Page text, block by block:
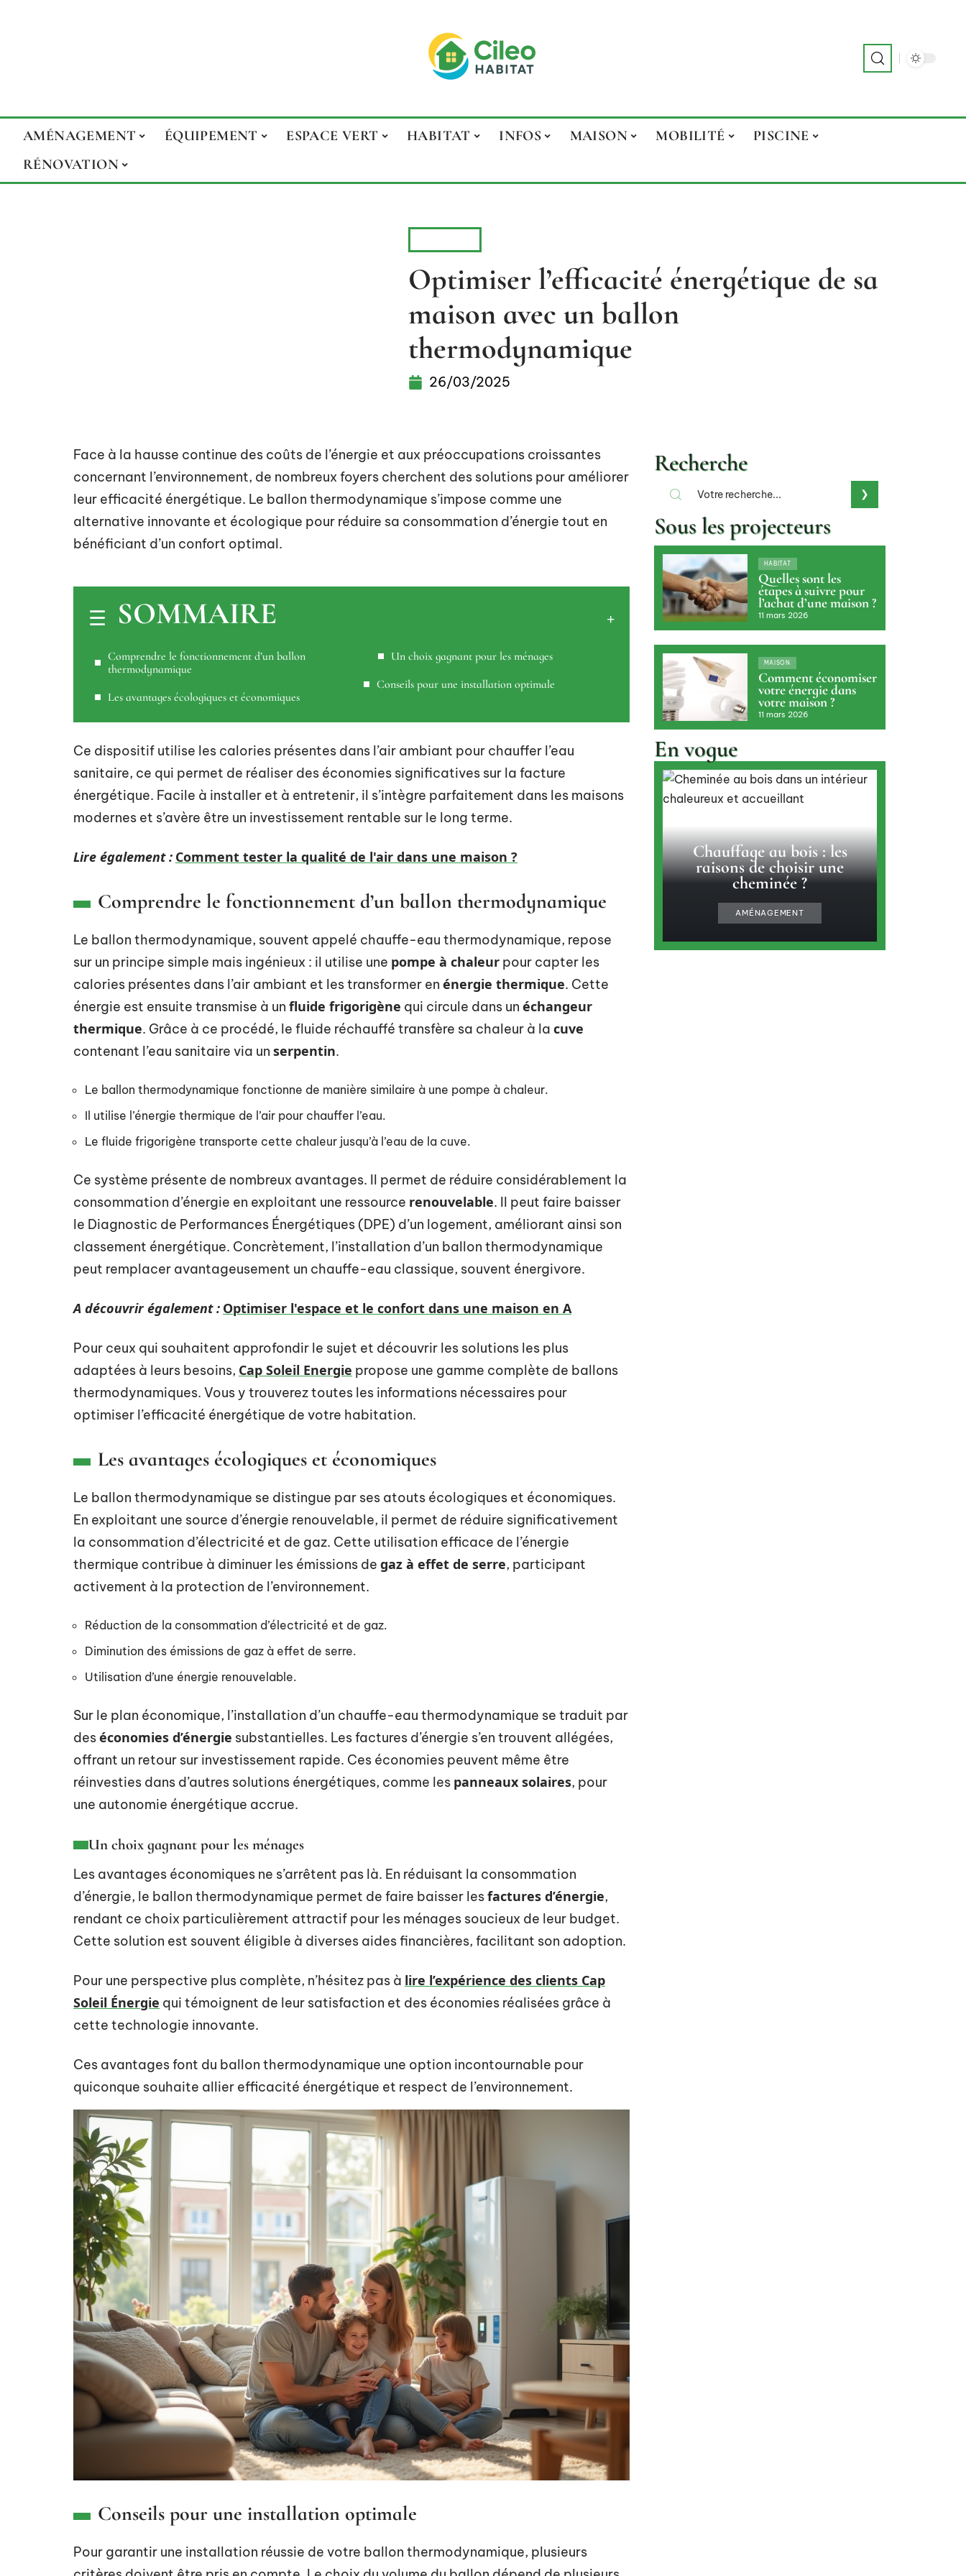
AMÉNAGEMENT ÉQUIPEMENT ESPACE VERT HABITAT INFOS MAISON MOBILITÉ
PISCINE
RÉNOVATION
Optimiser l’efficacité énergétique de sa
maison avec un ballon
thermodynamique
26/03/2025
Face à la hausse continue des coûts de l’énergie et aux préoccupations croissantes
concernant l’environnement, de nombreux foyers cherchent des solutions pour améliorer
leur efficacité énergétique. Le ballon thermodynamique s’impose comme une
alternative innovante et écologique pour réduire sa consommation d’énergie tout en
bénéficiant d’un confort optimal.
SOMMAIRE
Comprendre le fonctionnement d’un ballon
thermodynamique
Les avantages écologiques et économiques
Un choix gagnant pour les ménages
Conseils pour une installation optimale
Ce dispositif utilise les calories présentes dans l’air ambiant pour chauffer l’eau
sanitaire, ce qui permet de réaliser des économies significatives sur la facture
énergétique. Facile à installer et à entretenir, il s’intègre parfaitement dans les maisons
modernes et s’avère être un investissement rentable sur le long terme.
Lire également : Comment tester la qualité de l'air dans une maison ?
Comprendre le fonctionnement d’un ballon thermodynamique
Le ballon thermodynamique, souvent appelé chauffe-eau thermodynamique, repose
sur un principe simple mais ingénieux : il utilise une pompe à chaleur pour capter les
calories présentes dans l’air ambiant et les transformer en énergie thermique. Cette
énergie est ensuite transmise à un fluide frigorigène qui circule dans un échangeur
thermique. Grâce à ce procédé, le fluide réchauffé transfère sa chaleur à la cuve
contenant l’eau sanitaire via un serpentin.
Le ballon thermodynamique fonctionne de manière similaire à une pompe à chaleur.
Il utilise l’énergie thermique de l’air pour chauffer l’eau.
Le fluide frigorigène transporte cette chaleur jusqu’à l’eau de la cuve.
Ce système présente de nombreux avantages. Il permet de réduire considérablement la
consommation d’énergie en exploitant une ressource renouvelable. Il peut faire baisser
le Diagnostic de Performances Énergétiques (DPE) d’un logement, améliorant ainsi son
classement énergétique. Concrètement, l’installation d’un ballon thermodynamique
peut remplacer avantageusement un chauffe-eau classique, souvent énergivore.
A découvrir également : Optimiser l'espace et le confort dans une maison en A
Pour ceux qui souhaitent approfondir le sujet et découvrir les solutions les plus
adaptées à leurs besoins, Cap Soleil Energie propose une gamme complète de ballons
thermodynamiques. Vous y trouverez toutes les informations nécessaires pour
optimiser l’efficacité énergétique de votre habitation.
Les avantages écologiques et économiques
Le ballon thermodynamique se distingue par ses atouts écologiques et économiques.
En exploitant une source d’énergie renouvelable, il permet de réduire significativement
la consommation d’électricité et de gaz. Cette utilisation efficace de l’énergie
thermique contribue à diminuer les émissions de gaz à effet de serre, participant
activement à la protection de l’environnement.
Réduction de la consommation d’électricité et de gaz.
Diminution des émissions de gaz à effet de serre.
Utilisation d’une énergie renouvelable.
Sur le plan économique, l’installation d’un chauffe-eau thermodynamique se traduit par
deséconomies d’énergie substantielles. Les factures d’énergie s’en trouvent allégées,
offrant un retour sur investissement rapide. Ces économies peuvent même être
réinvesties dans d’autres solutions énergétiques, comme les panneaux solaires, pour
une autonomie énergétique accrue.
Un choix gagnant pour les ménages
Les avantages économiques ne s’arrêtent pas là. En réduisant la consommation
d’énergie, le ballon thermodynamique permet de faire baisser lesfactures d’énergie,
rendant ce choix particulièrement attractif pour les ménages soucieux de leur budget.
Cette solution est souvent éligible à diverses aides financières, facilitant son adoption.
Pour une perspective plus complète, n’hésitez pas à lire l’expérience des clients Cap
Soleil Énergie qui témoignent de leur satisfaction et des économies réalisées grâce à
cette technologie innovante.
Ces avantages font du ballon thermodynamique une option incontournable pour
quiconque souhaite allier efficacité énergétique et respect de l’environnement.
Conseils pour une installation optimale
Pour garantir une installation réussie de votre ballon thermodynamique, plusieurs
Recherche
Sous les projecteurs
HABITAT
Quelles sont les
étapes à suivre pour
l’achat d’une maison ?
11 mars 2026
MAISON
Comment économiser
votre énergie dans
votre maison ?
11 mars 2026
En vogue
Chauffage au bois : les
raisons de choisir une
cheminée ?
AMÉNAGEMENT